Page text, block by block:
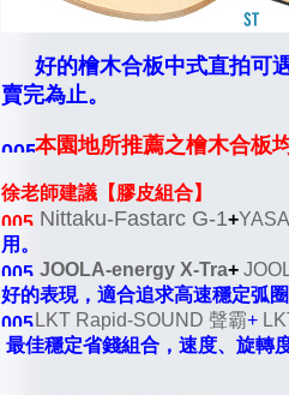
好的檜木合板中式直拍可
賣完為止。
本園地所推薦之檜木合板
徐老師建議【膠皮組合】
Nittaku-Fastarc G-1+
用。
JOOLA-energy X-Tra+
好的表現，適合追求高速穩定弧
LKT Rapid-SOUND 聲霸+
最佳穩定省錢組合，速度、旋轉